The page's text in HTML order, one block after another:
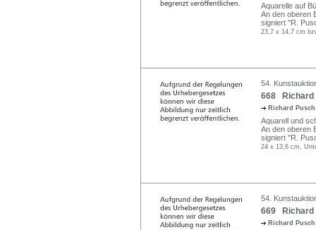
Aquarelle auf
An den oberen
signiert "R.
23,7 x 14,7 cm
54.
668 Richard
Richard
Aquarell und
An den oberen
signiert "R.
24 x 13,6 cm,
54.
669 Richard
Richard